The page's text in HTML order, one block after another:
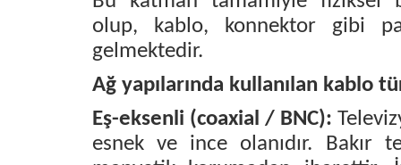
olup, kablo, konnektor gibi
gelmektedir.
Ağ yapılarında kullanılan kablo
Eş-eksenli (coaxial / BNC):
esnek ve ince olanıdır. Bakır